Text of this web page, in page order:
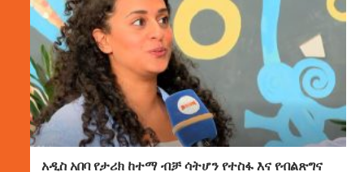
አዲስ አበባ የታሪክ ከተማ ብቻ ሳትሆን የተስፋ እና የብልጽግና